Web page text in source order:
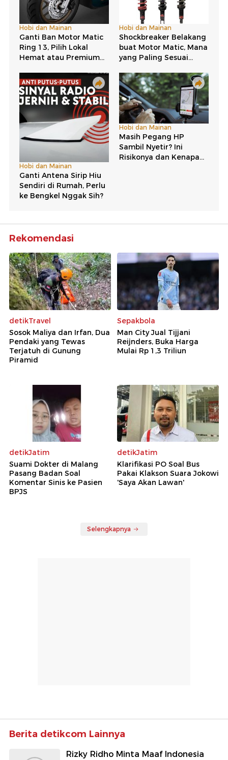
Rekomendasi
detikTravel
Sosok Maliya dan Irfan, Dua
Pendaki yang Tewas
Terjatuh di Gunung
Piramid
Sepakbola
Man City Jual Tijjani
Reijnders, Buka Harga
Mulai Rp 1,3 Triliun
detikJatim
Suami Dokter di Malang
Pasang Badan Soal
Komentar Sinis ke Pasien
BPJS
detikJatim
Klarifikasi PO Soal Bus
Pakai Klakson Suara Jokowi
'Saya Akan Lawan'
Selengkapnya
Berita detikcom Lainnya
Rizky Ridho Minta Maaf Indonesia